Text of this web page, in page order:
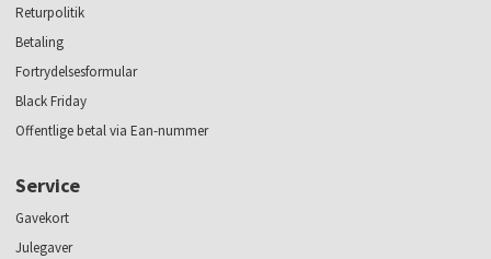
Returpolitik
Betaling
Fortrydelsesformular
Black Friday
Offentlige betal via Ean-nummer
Service
Gavekort
Julegaver